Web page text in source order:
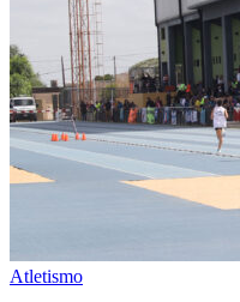
Atletismo